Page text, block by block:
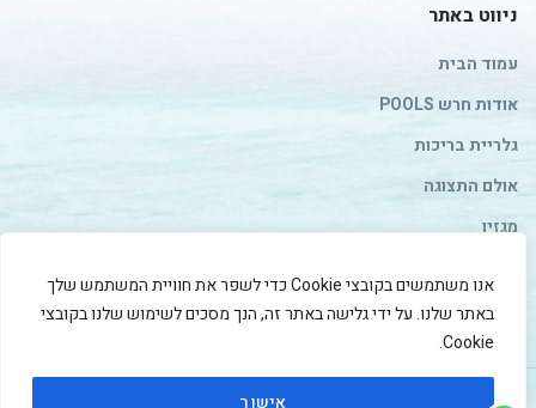
אנו משתמשים בקובצי Cookie כדי לשפר את חוויית המשתמש שלך
באתר שלנו. על ידי גלישה באתר זה, הנך מסכים לשימוש שלנו בקובצי
Cookie.
אישור
ניווט באתר
עמוד הבית
אודות חרש POOLS
גלריית בריכות
אולם התצוגה
מגזין
מדיניות פרטיות
2019 CREATED BYJUNAMI .PREMIUM E-COMMERCE